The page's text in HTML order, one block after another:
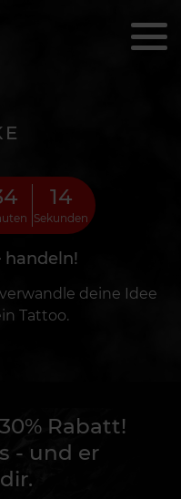
12
Sekunden
handeln!
deine Idee
Tattoo.
Rabatt!
- und er